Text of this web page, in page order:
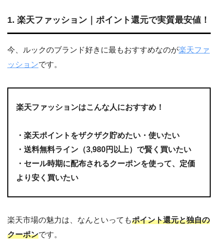
1. 楽天ファッション｜ポイント還元で実質最安値！
今、ルックのブランド好きに最もおすすめなのが楽天ファ
ッションです。
楽天ファッションはこんな人におすすめ！
・楽天ポイントをザクザク貯めたい・使いたい
・ 送料無料ライン（3,980円以上）で賢く買いたい
・セール時期に配布されるクーポンを使って、定価
より安く買いたい
楽天市場の魅力は、なんといってもポイント還元と独自の
クーポンです。